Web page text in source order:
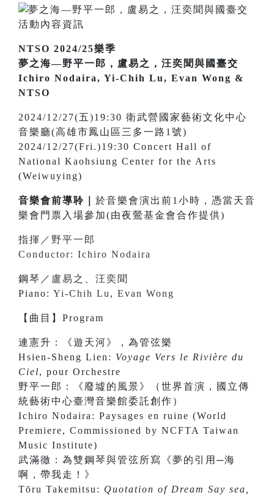
NTSO 2024/25樂季
夢之海—野平一郎，盧易之，汪奕聞與國臺交
Ichiro Nodaira, Yi-Chih Lu, Evan Wong &
NTSO
2024/12/27(五)19:30 衛武營國家藝術文化中心
音樂廳(高雄市鳳山區三多一路1號)
2024/12/27(Fri.)19:30 Concert Hall of
National Kaohsiung Center for the Arts
(Weiwuying)
音樂會前導聆｜ 於音樂會演出前1小時，憑當天音
樂會門票入場參加(由夜鶯基金會合作提供)
指揮／野平一郎
Conductor: Ichiro Nodaira
鋼琴／ 盧易之
汪奕聞
Piano: Yi-Chih Lu , Evan Wong
【曲目】Program
連憲升：《遊天河》，為管弦樂
Hsien-Sheng Lien: Voyage Vers le Rivière du
Ciel, pour Orchestre
野平一郎：《廢墟的風景》（世界首演，國立傳
統藝術中心臺灣音樂館委託創作）
Ichiro Nodaira: Paysages en ruine (World
Premiere, Commissioned by NCFTA Taiwan
Music Institute)
武滿徹：為雙鋼琴與管弦所寫《夢的引用─海
啊，帶我走！》
Tōru Takemitsu: Quotation of Dream Say sea,